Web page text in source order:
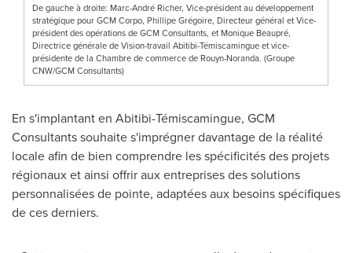
De gauche à droite: Marc-André Richer, Vice-président au développement
stratégique pour GCM Corpo, Phillipe Grégoire, Directeur général et Vice-
président des opérations de GCM Consultants, et Monique Beaupré,
Directrice générale de Vision-travail Abitibi-Témiscamingue et vice-
présidente de la Chambre de commerce de Rouyn-Noranda. (Groupe
CNW/GCM Consultants)
En s'implantant en Abitibi-Témiscamingue, GCM
Consultants souhaite s'imprégner davantage de la réalité
locale afin de bien comprendre les spécificités des projets
régionaux et ainsi offrir aux entreprises des solutions
personnalisées de pointe, adaptées aux besoins spécifiques
de ces derniers.